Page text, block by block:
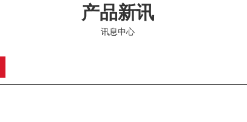
产品新讯
讯息中心